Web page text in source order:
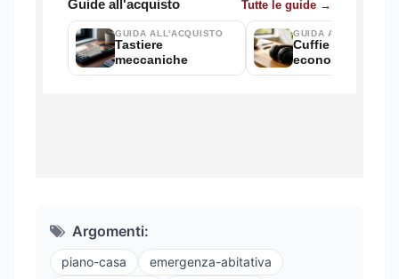
Argomenti:
piano-casa
emergenza-abitativa